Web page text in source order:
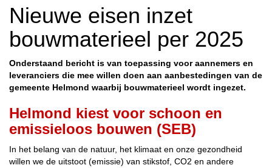
Nieuwe eisen inzet
bouwmaterieel per 2025
Onderstaand bericht is van toepassing voor aannemers en
leveranciers die mee willen doen aan aanbestedingen van de
gemeente Helmond waarbij bouwmaterieel wordt ingezet.
Helmond kiest voor schoon en
emissieloos bouwen (SEB)
In het belang van de natuur, het klimaat en onze gezondheid
willen we de uitstoot (emissie) van stikstof, CO2 en andere